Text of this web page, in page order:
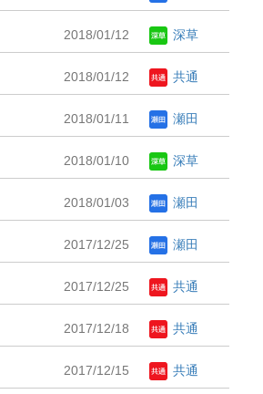
2018/01/12 深草
2018/01/12 共通
2018/01/11 瀬田
2018/01/10 深草
2018/01/03 瀬田
2017/12/25 瀬田
2017/12/25 共通
2017/12/18 共通
2017/12/15 共通